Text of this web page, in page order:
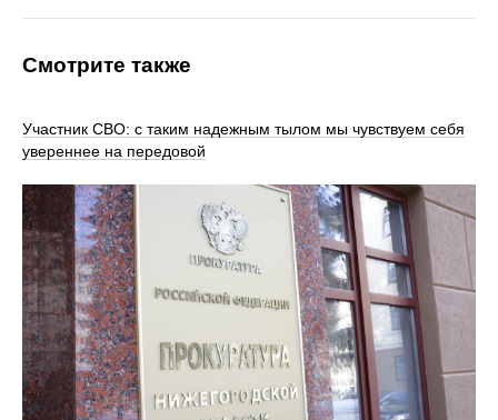
Смотрите также
Участник СВО: с таким надежным тылом мы чувствуем себя
увереннее на передовой